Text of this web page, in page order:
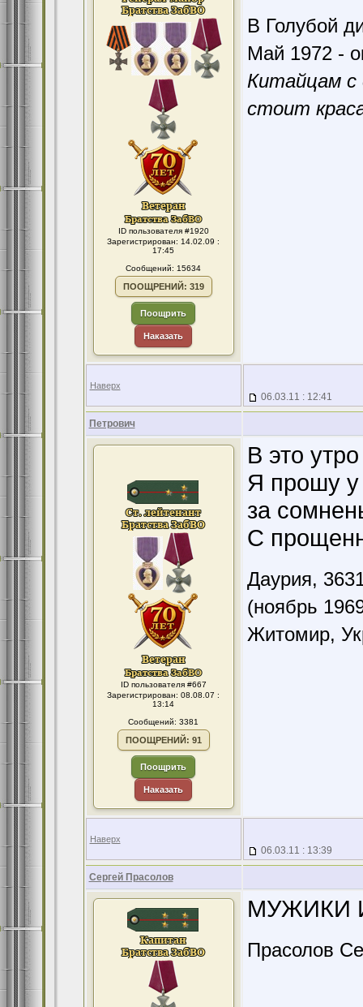
ID пользователя #1920
Зарегистрирован: 14.02.09 :
17:45
Сообщений: 15634
ПООЩРЕНИЙ: 319
Поощрить
Наказать
В Голубой
Май 1972 -
Китайцам с
стоит
Наверх
06.03.11 : 12:41
Петрович
ID пользователя #667
Зарегистрирован: 08.08.07 :
13:14
Сообщений: 3381
ПООЩРЕНИЙ: 91
Поощрить
Наказать
В это
Я прошу
за
С
Даурия,
(ноябрь
Житомир,
Наверх
06.03.11 : 13:39
Сергей Прасолов
МУЖИКИ
Прасолов